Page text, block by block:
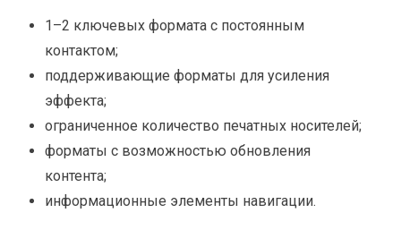
1–2 ключевых формата с постоянным
контактом;
поддерживающие форматы для усиления
эффекта;
ограниченное количество печатных носителей;
форматы с возможностью обновления
контента;
информационные элементы навигации.